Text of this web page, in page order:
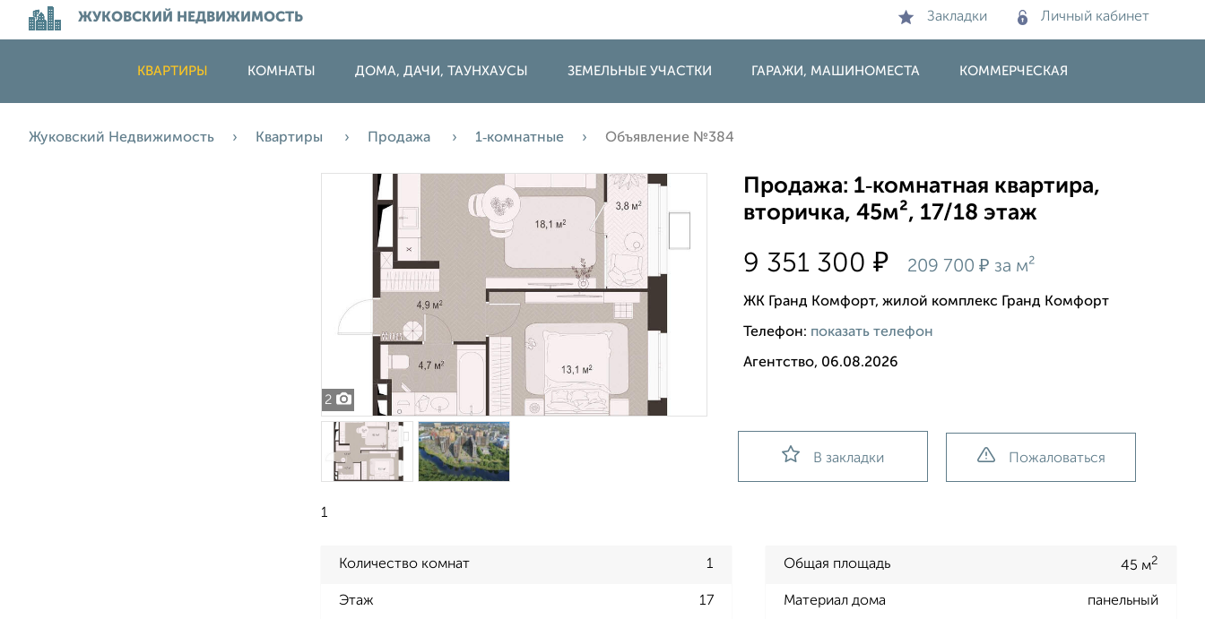
ЖУКОВСКИЙ НЕДВИЖИМОСТЬ Закладки Личный кабинет
КВАРТИРЫ КОМНАТЫ ДОМА, ДАЧИ, ТАУНХАУСЫ ЗЕМЕЛЬНЫЕ УЧАСТКИ ГАРАЖИ, МАШИНОМЕСТА КОММЕРЧЕСКАЯ
Жуковский Недвижимость Квартиры Продажа 1‑комнатные Объявление №384
2
Продажа: 1‑комнатная квартира,
вторичка, 45м², 17/18 этаж
9 351 300₽ 209 700₽ за м²
ЖК Гранд Комфорт, жилой комплекс Гранд Комфорт
Телефон: показать телефон
Агентство, 06.08.2026
В закладки Пожаловаться
1
Количество комнат 1 Общая площадь 45 м2
Этаж 17 Материал дома панельный